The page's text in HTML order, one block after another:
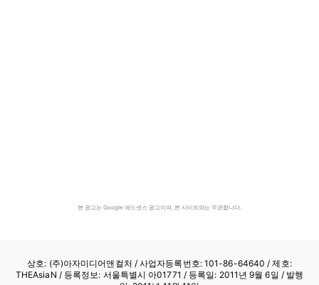
본 광고는 Google 애드센스 광고이며, 본 사이트와는 무관합니다.
상호: (주)아자미디어앤컬처 /사업자등록번호: 101-86-64640 / 제호:
THEAsiaN / 등록정보: 서울특별시 아01771 / 등록일: 2011년 9월 6일 / 발행